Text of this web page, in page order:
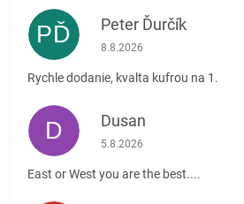
PĎ Peter Ďurčík
Hodnotenie obchodu je 5 z
8.8.2026
Rychle dodanie, kvalta kufrou na 1.
D Dusan
Hodnotenie obchodu je 5 z
5.8.2026
East or West you are the best....